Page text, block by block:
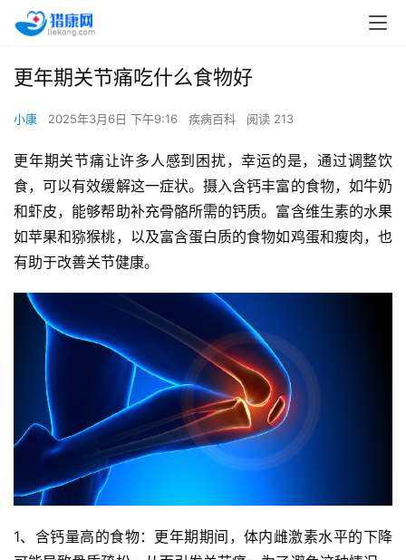
更年期关节痛吃什么食物好
小康 2025年3月6日 下午9:16 疾病百科 阅读 213
更年期关节痛让许多人感到困扰，幸运的是，通过调整饮
食，可以有效缓解这一症状。摄入含钙丰富的食物，如牛奶
和虾皮，能够帮助补充骨骼所需的钙质。富含维生素的水果
如苹果和猕猴桃，以及富含蛋白质的食物如鸡蛋和瘦肉，也
有助于改善关节健康。
1、含钙量高的食物：更年期期间，体内雌激素水平的下降